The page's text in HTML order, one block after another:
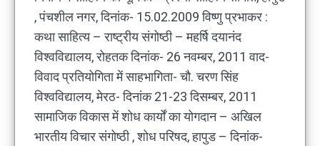
, पंचशील नगर, दिनांक- 15.02.2009 विष्णु प्रभाकर :
कथा साहित्य – राष्ट्रीय संगोष्ठी – महर्षि दयानंद
विश्वविद्यालय, रोहतक दिनांक- 26 नवम्बर, 2011 वाद-
विवाद प्रतियोगिता में साहभागिता- चौ. चरण सिंह
विश्वविद्यालय, मेरठ- दिनांक 21-23 दिसम्बर, 2011
सामाजिक विकास में शोध कार्यों का योगदान – अखिल
भारतीय विचार संगोष्ठी , शोध परिषद, हापुड – दिनांक-